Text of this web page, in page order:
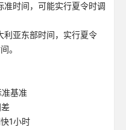
准时间，可能实行夏令时调
利亚东部时间，实行夏令
。
基准
1小时